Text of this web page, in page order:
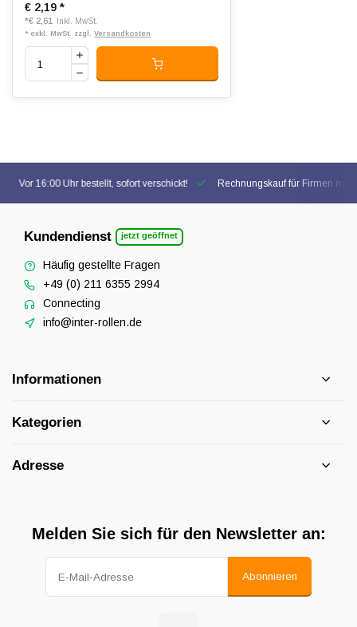
€ 2,19 *
*€ 2,61 Inkl. MwSt.
* exkl. MwSt. zzgl. Versandkosten
Vor 16:00 Uhr bestellt, sofort verschickt! Rechnungskauf für Firmen
Kundendienst jetzt geöffnet
Häufig gestellte Fragen
+49 (0) 211 6355 2994
Connecting
info@inter-rollen.de
Informationen
Kategorien
Adresse
Melden Sie sich für den Newsletter an:
Abonnieren